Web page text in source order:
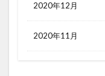
2020年12月
2020年11月